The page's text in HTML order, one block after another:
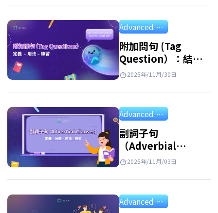
Advanced Grammar
附加問句 (Tag
Question）：結
構、用法和應用練習
2025年/11月/30日
Advanced Grammar
副詞子句
（Adverbial
Clause）：定義、分
習
2025年/11月/03日
Advanced Grammar